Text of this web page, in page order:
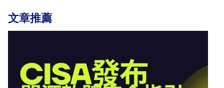
文章推薦